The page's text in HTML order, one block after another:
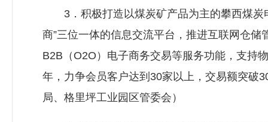
3．积极打造以煤炭矿产品为主的攀西煤炭
商”三位一体的信息交流平台，推进互联网仓
B2B（O2O）电子商务交易等服务功能，支持
年，力争会员客户达到30家以上，交易额突破
局、格里坪工业园区管委会）